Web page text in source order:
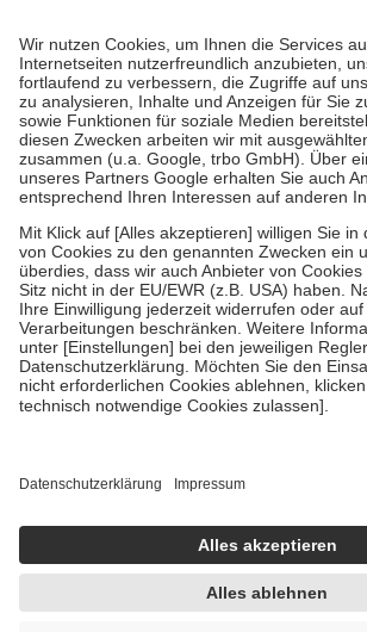
höchstens zehn Euro.
Es sind jedoch nie mehr
Kosten der Leistung zu entrichten.
Diese Regeln gelten grundsätzlich auch für
Bei Heilmitteln und häuslicher Krankenpflege
Zuzahlung zehn Prozent der Kosten sowie
Verordnung.
Um das Engagement der Versicherten für ihre
stärken und die besondere Stellung der Familie
fallenkeine Zuzahlungenan bei:
• Kindern und Jugendlichen bis zum
mit Ausnahme der Fahrkosten
• Untersuchungen zur Vorsorge und
GKV getragen werden
• empfohlenen Schutzimpfungen
• Harn- und Blutteststreifen
getroffen, um sicherzustellen, dass es sich um
https://help.etrusted.com/hc/de/articles/
Einige Bilder und Inhalte wurden unter